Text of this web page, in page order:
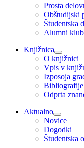
Prosta
Obštudijski
Študentska
Alumni
Knjižnica
O knjižnici
Vpis v
Izposoja
Odprta
Aktualno
Novice
Dogodki
Študentska